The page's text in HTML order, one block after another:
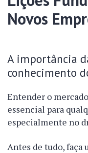
Novos
A importância
conhecimento
Entender o
essencial para
especialmente no
Antes de tudo, faça